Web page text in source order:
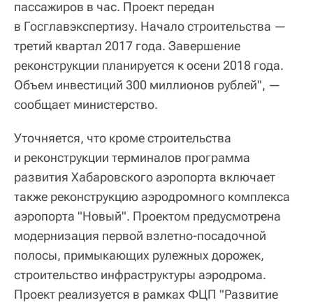
пассажиров в час. Проект передан
в Госглавэкспертизу. Начало строительства —
третий квартал 2017 года. Завершение
реконструкции планируется к осени 2018 года.
Объем инвестиций 300 миллионов рублей", —
сообщает министерство.
Уточняется, что кроме строительства
и реконструкции терминалов программа
развития Хабаровского аэропорта включает
также реконструкцию аэродромного комплекса
аэропорта "Новый". Проектом предусмотрена
модернизация первой взлетно-посадочной
полосы, примыкающих рулежных дорожек,
строительство инфраструктуры аэродрома.
Проект реализуется в рамках ФЦП "Развитие